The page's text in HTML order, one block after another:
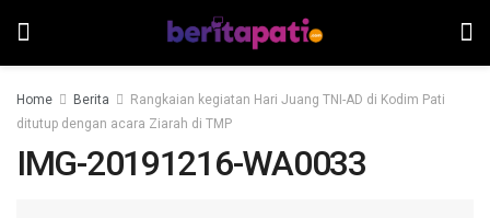
Home Berita
Rangkaian kegiatan Hari Juang TNI-AD di Kodim Pati
ditutup dengan acara Ziarah di TMP
IMG-20191216-WA0033